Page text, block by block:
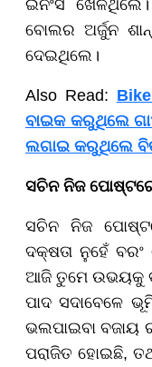
ଇନିଂସ
ବୋଲର ଅର୍ଜୁନ
ଦେଇଥିଲେ।
Also Read:
ବାଇକ କରୁଥିଲେ
ଲଗାଇ କରୁଥିଲେ
ସଚିନ ନିଜ
ସଚିନ ନିଜ
ଦକ୍ଷତା ନୁହେଁ
ଆଜି ତୁମେ ଉଭୟକୁ
ପାଦ ସଦାବେଳେ
ଭଲପାଇବା
ପରାଜିତ ହୋଇଛି,